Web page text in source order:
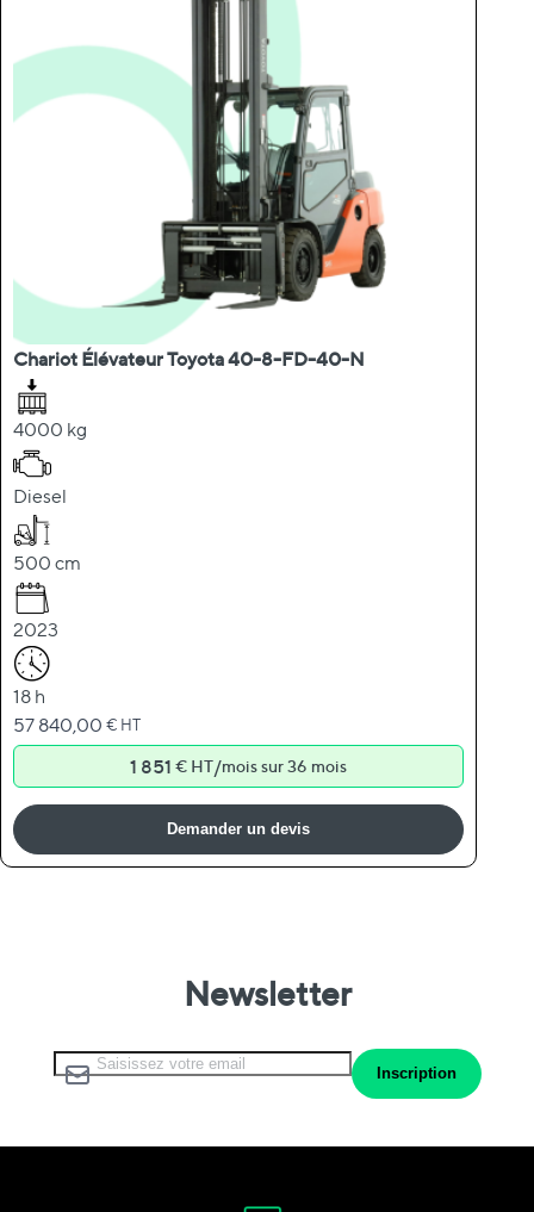
Chariot Élévateur Toyota 40-8-FD-40-N
4000 kg
Diesel
500 cm
2023
18 h
57 840,00 € HT
1 851 € HT/mois sur 36 mois
Demander un devis
Newsletter
Inscription à notre lettre d’information :
Inscription